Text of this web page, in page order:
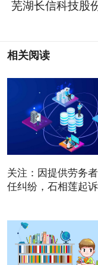
芜湖长信科技股
相关阅读
关注：因提供劳务
任纠纷，石相莲起